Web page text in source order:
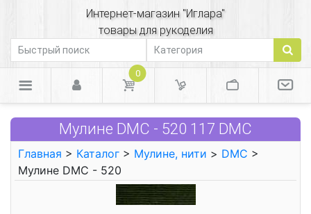
Интернет-магазин "Иглара"
товары для рукоделия
0
Мулине DMC - 520 117 DMC
Главная > Каталог > Мулине, нити > DMC >
Мулине DMC - 520